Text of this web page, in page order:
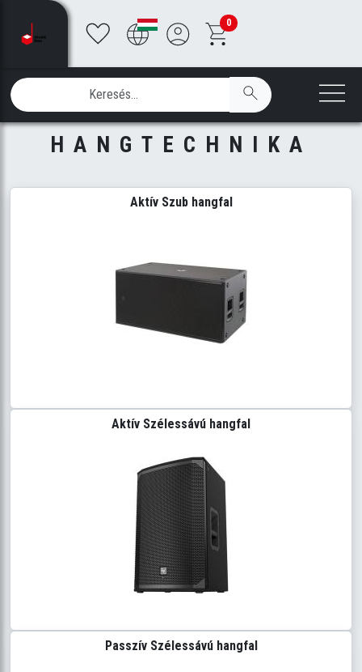
0
HANGTECHNIKA
Aktív Szub hangfal
Aktív Szélessávú hangfal
Passzív Szélessávú hangfal